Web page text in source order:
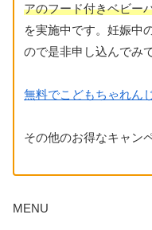
アのフード付きベビー
を実施中です。妊娠中
ので是非申し込んでみ
無料でこどもちゃれん
その他のお得なキャン
MENU